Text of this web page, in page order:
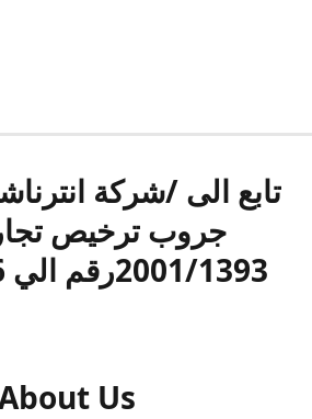
تابع الى /شركة
جروب ترخيص
2001/1393رقم الي 17439546
Us